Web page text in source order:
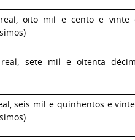
real, oito mil e cento e vinte
real, sete mil e oitenta
seis mil e quinhentos e